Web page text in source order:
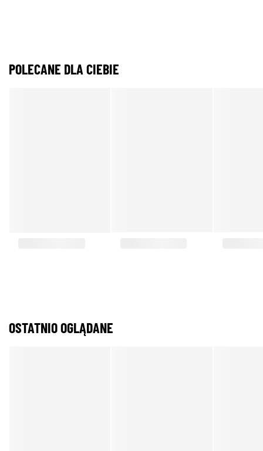
POLECANE DLA CIEBIE
OSTATNIO OGLĄDANE